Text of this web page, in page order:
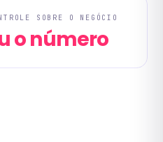
SOBRE O NEGÓCIO
o número